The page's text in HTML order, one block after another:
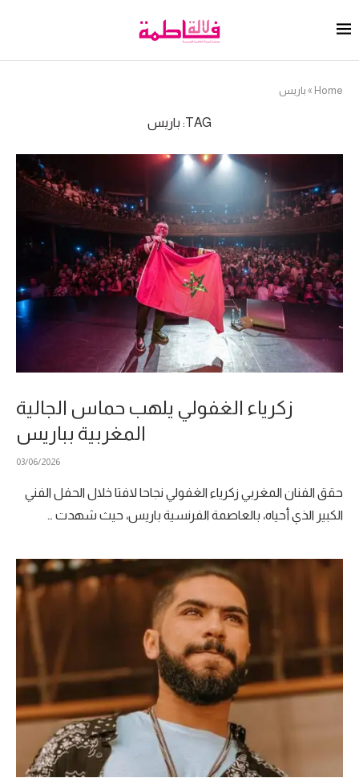
Home
» باريس
TAG: باريس
زكرياء الغفولي يلهب حماس الجالية
المغربية بباريس
03/06/2026
حقق الفنان المغربي زكرياء الغفولي نجاحا لافتا خلال الحفل الفني
الكبير الذي أحياه، بالعاصمة الفرنسية باريس، حيث شهدت …